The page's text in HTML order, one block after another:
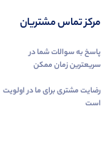
مرکز تماس مشتریان
پاسخ به سوالات شما در
سریعترین زمان ممکن
رضایت مشتری برای ما در اولویت
است